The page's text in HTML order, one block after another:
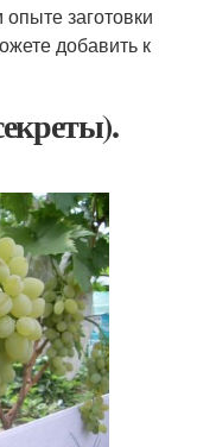
заготовки
добавить к